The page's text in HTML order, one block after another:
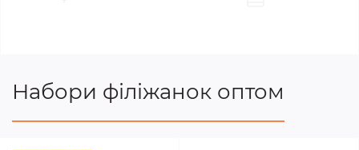
Набори філіжанок оптом